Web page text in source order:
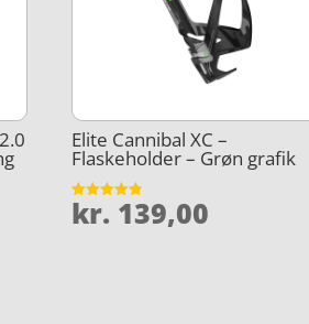
Elite Cannibal XC –
Flaskeholder – Grøn grafik
Vurderet
4.8
kr. 139,00